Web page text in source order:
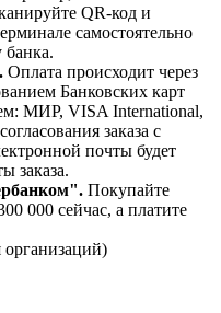
QR-код и
самостоятельно
банка.
. Оплата происходит через
Банковских карт
МИР, VISA International,
заказа с
почты будет
заказа.
Покупайте
000 сейчас, а платите
организаций)